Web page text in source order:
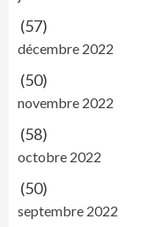
(57)
décembre 2022
(50)
novembre 2022
(58)
octobre 2022
(50)
septembre 2022